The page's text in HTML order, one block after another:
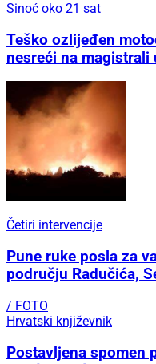
Sinoć oko 21 sat
Teško ozlijeđen
nesreći na magistrali
Četiri intervencije
Pune ruke posla za
području Radučića,
/ FOTO
Hrvatski književnik
Postavljena spomen